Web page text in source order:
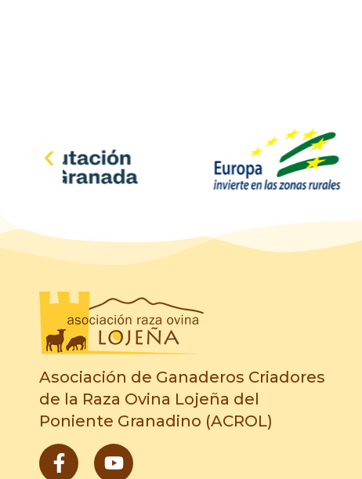
Asociación de Ganaderos Criadores
de la Raza Ovina Lojeña del
Poniente Granadino (ACROL)
F
a
Y
o